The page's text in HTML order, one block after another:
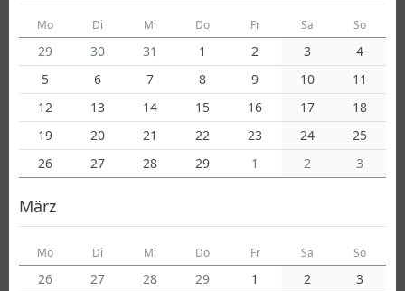
Mo Di Mi Do Fr Sa So
29 30 31 1 2 3
4
5
6 7 8 9 10
11
12
13 14 15 16 17
18
19
20 21 22 23 24
25
26
27 28 29 1 2 3
März
Mo Di Mi Do Fr Sa So
26 27 28 29 1 2
3